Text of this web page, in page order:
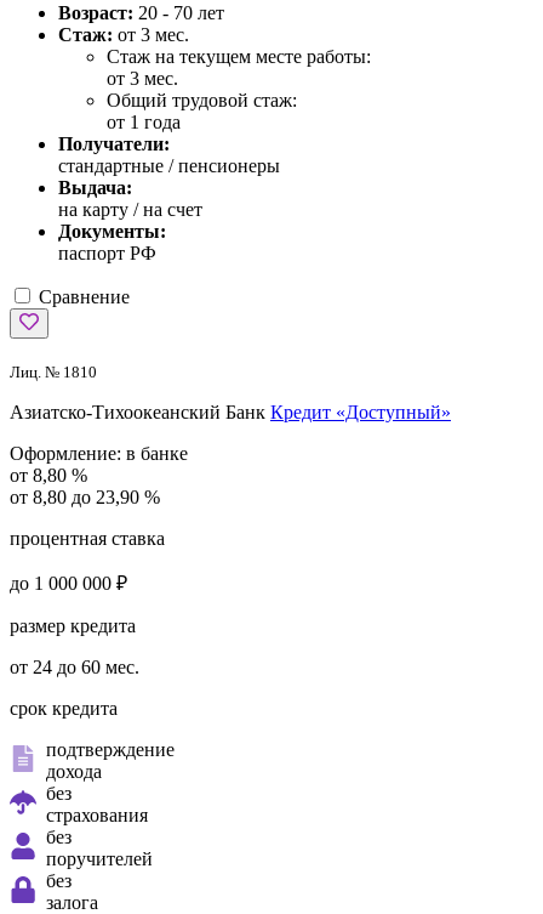
Возраст: 20 - 70 лет
Стаж: от 3 мес.
Стаж на текущем месте работы:
от 3 мес.
Общий трудовой стаж:
от 1 года
Получатели:
стандартные / пенсионеры
Выдача:
на карту / на счет
Документы:
паспорт РФ
Сравнение
Лиц. № 1810
Азиатско-Тихоокеанский Банк Кредит «Доступный»
Оформление: в банке
от 8,80 %
от 8,80 до 23,90 %
процентная ставка
до 1 000 000 ₽
размер кредита
от 24 до 60 мес.
срок кредита
подтверждение
дохода
без
страхования
без
поручителей
без
залога